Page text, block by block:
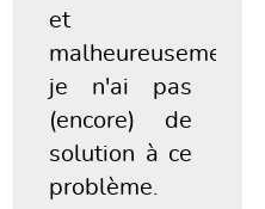
et
malheureusement
je n'ai pas
(encore) de
solution à ce
problème.